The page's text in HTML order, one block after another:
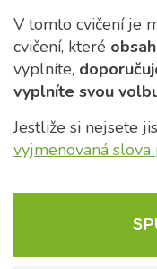
V tomto cvičení je
cvičení, které
vyplníte,
vyplníte svou
Jestliže si nejsete
vyjmenovaná slova